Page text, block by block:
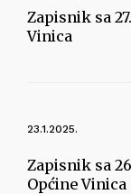
Zapisnik sa
Vinica
23.1.2025.
Zapisnik sa
Općine Vinica